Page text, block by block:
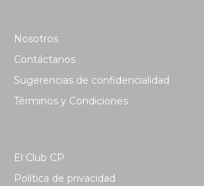
Nosotros
Contáctanos
Sugerencias de confidencialidad
Términos y Condiciones
El Club CP
Política de privacidad